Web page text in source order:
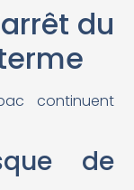
du
continuent
de